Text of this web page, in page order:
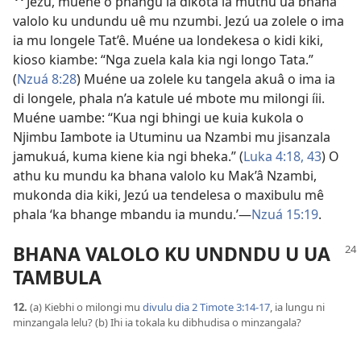
valolo ku undundu uê mu nzumbi. Jezú ua zolele o ima
ia mu longele Tat’ê. Muéne ua londekesa o kidi kiki,
kioso kiambe: “Nga zuela kala kia ngi longo Tata.”
(Nzuá 8:28) Muéne ua zolele ku tangela akuâ o ima ia
di longele, phala n’a katule ué mbote mu milongi íii.
Muéne uambe: “Kua ngi bhingi ue kuia kukola o
Njimbu Iambote ia Utuminu ua Nzambi mu jisanzala
jamukuá, kuma kiene kia ngi bheka.” (Luka 4:18, 43) O
athu ku mundu ka bhana valolo ku Mak’â Nzambi,
mukonda dia kiki, Jezú ua tendelesa o maxibulu mê
phala ‘ka bhange mbandu ia mundu.’—Nzuá 15:19.
BHANA VALOLO KU UNDNDU U UA
TAMBULA
12. (a) Kiebhi o milongi mu divulu dia 2 Timote 3:14-17, ia lungu ni
minzangala lelu? (b) Ihi ia tokala ku dibhudisa o minzangala?